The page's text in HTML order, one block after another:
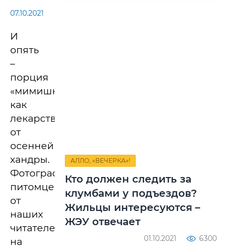
07.10.2021
И
опять
–
порция
«мимишности»
как
лекарство
от
осенней
хандры.
Фотографии
питомцев
от
наших
читателей
на
АЛЛО, «ВЕЧЕРКА»!
Кто должен следить за
клумбами у подъездов?
Жильцы интересуются –
ЖЭУ отвечает
01.10.2021 6300